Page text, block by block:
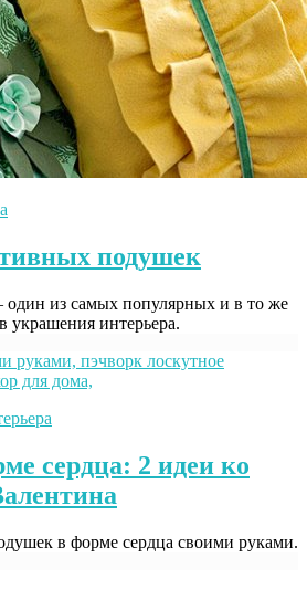
подушек
из самых популярных и в то же
украшения интерьера.
сердца: 2 идеи ко
в форме сердца своими руками.